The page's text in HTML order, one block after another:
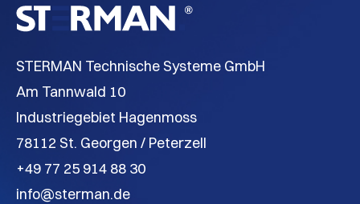
STERMAN Technische Systeme GmbH
Am Tannwald 10
Industriegebiet Hagenmoss
78112 St. Georgen / Peterzell
+49 77 25 914 88 30
info@sterman.de